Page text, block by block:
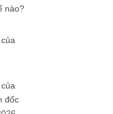
nào?
đốc